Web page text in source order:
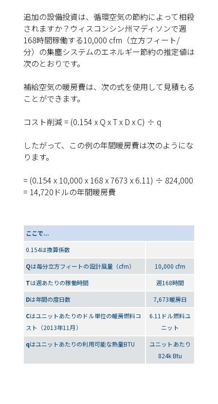
追加の設備投資は、循環空気の節約によって相殺
されますか？ウィスコンシン州マディソンで週
168時間稼働する10,000 cfm（立方フィート/
分）の集塵システムのエネルギー節約の推定値は
次のとおりです。
補給空気の暖房費は、次の式を使用して見積もる
ことができます。
コスト削減= (0.154 x Q x T x D x C) ÷ q
したがって、この例の年間暖房費は次のようにな
ります。
= (0.154 x 10,000 x 168 x 7673 x 6.11) ÷ 824,000
= 14,720ドルの年間暖房費
ここで...
0.154は換算係数
Qは毎分立方フィートの設計風量（cfm）
10,000 cfm
Tは週あたりの稼働時間
週168時間
Dは年間の度日数
7,673暖房日
Cはユニットあたりのドル単位の暖房燃料コ
スト（2013年11月）
6.11ドル燃料ユ
ニット
qはユニットあたりの利用可能な熱量BTU
ユニットあたり
824k Btu